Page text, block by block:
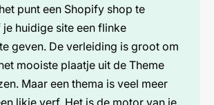
Shopify thema&#39;s van
design versus de
markt
punt een Shopify shop te
huidige site een flinke
geven. De verleiding is groot om
mooiste plaatje uit de Theme
Maar een thema is veel meer
likje verf. Het is de motor van je